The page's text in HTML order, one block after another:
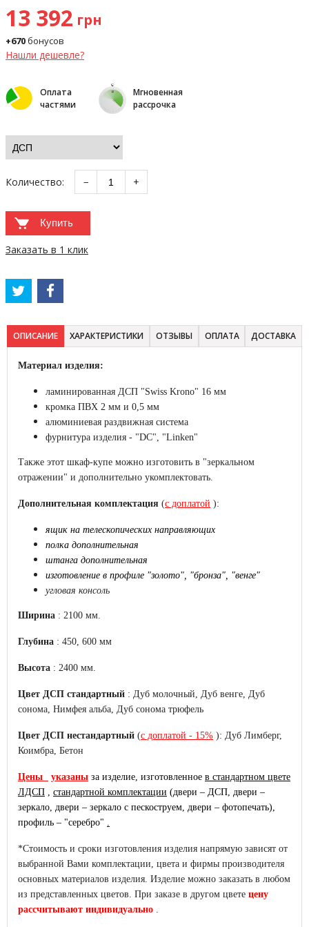
13 392 грн
+670бонусов
Нашли дешевле?
Оплата
частями
Мгновенная
рассрочка
Количество: − +
Купить
Заказать в 1 клик
ОПИСАНИЕ ХАРАКТЕРИСТИКИ ОТЗЫВЫ ОПЛАТА ДОСТАВКА
Материал изделия:
ламинированная ДСП "Swiss Krono" 16 мм
кромка ПВХ 2 мм и 0,5 мм
алюминиевая раздвижная система
фурнитура изделия - "DC", "Linken"
Также этот шкаф-купе можно изготовить в "зеркальном
отражении" и дополнительно укомплектовать.
Дополнительная комплектация (с доплатой ):
ящик на телескопических направляющих
полка дополнительная
штанга дополнительная
изготовление в профиле "золото", "бронза", "венге"
угловая консоль
Ширина : 2100 мм.
Глубина : 450, 600 мм
Высота : 2400 мм.
Цвет ДСП стандартный : Дуб молочный, Дуб венге, Дуб
сонома, Нимфея альба, Дуб сонома трюфель
Цвет ДСП нестандартный (с доплатой - 15% ): Дуб Лимберг,
Коимбра, Бетон
Цены указаны за изделие, изготовленное в стандартном цвете
ЛДСП , стандартной комплектации (двери – ДСП, двери –
зеркало, двери – зеркало с пескоструем, двери – фотопечать),
профиль – "серебро" .
*Стоимость и сроки изготовления изделия напрямую зависят от
выбранной Вами комплектации, цвета и фирмы производителя
основных материалов изделия. Изделие можно заказать в любом
из представленных цветов. При заказе в другом цвете цену
рассчитывают индивидуально .